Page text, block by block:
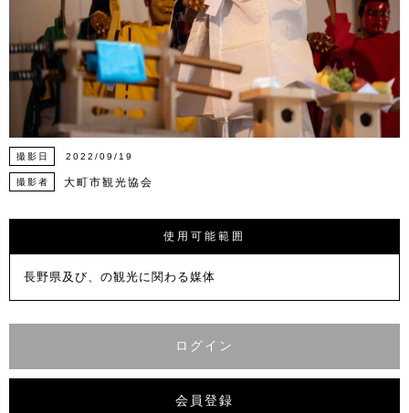
撮影日 2022/09/19
撮影者 大町市観光協会
使用可能範囲
長野県及び、の観光に関わる媒体
ログイン
会員登録